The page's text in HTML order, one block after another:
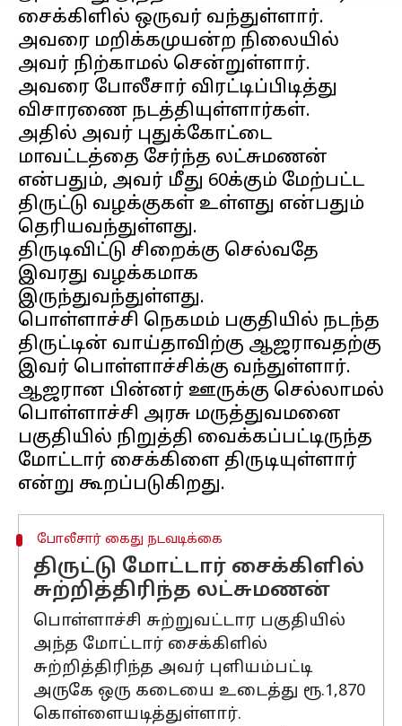
சைக்கிளில் ஒருவர் வந்துள்ளார்.
அவரை மறிக்கமுயன்ற நிலையில்
அவர் நிற்காமல் சென்றுள்ளார்.
அவரை போலீசார் விரட்டிப்பிடித்து
விசாரணை நடத்தியுள்ளார்கள்.
அதில் அவர் புதுக்கோட்டை
மாவட்டத்தை சேர்ந்த லட்சுமணன்
என்பதும், அவர் மீது 60க்கும் மேற்பட்ட
திருட்டு வழக்குகள் உள்ளது என்பதும்
தெரியவந்துள்ளது.
திருடிவிட்டு சிறைக்கு செல்வதே
இவரது வழக்கமாக
இருந்துவந்துள்ளது.
பொள்ளாச்சி நெகமம் பகுதியில் நடந்த
திருட்டின் வாய்தாவிற்கு ஆஜராவதற்கு
இவர் பொள்ளாச்சிக்கு வந்துள்ளார்.
ஆஜரான பின்னர் ஊருக்கு செல்லாமல்
பொள்ளாச்சி அரசு மருத்துவமனை
பகுதியில் நிறுத்தி வைக்கப்பட்டிருந்த
மோட்டார் சைக்கிளை திருடியுள்ளார்
போலீசார் கைது நடவடிக்கை
திருட்டு மோட்டார் சைக்கிளில்
சுற்றித்திரிந்த லட்சுமணன்
பொள்ளாச்சி சுற்றுவட்டார பகுதியில்
அந்த மோட்டார் சைக்கிளில்
சுற்றித்திரிந்த அவர் புளியம்பட்டி
அருகே ஒரு கடையை உடைத்து ரூ.1,870
கொள்ளையடித்துள்ளார்.